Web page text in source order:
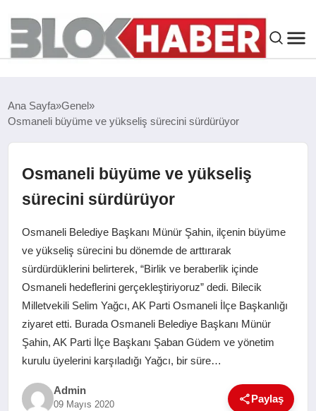
SIYASET
ÇEVRE
SPOR
EKONOMI
SAĞLIK
Ana Sayfa Genel
Osmaneli büyüme ve yükseliş sürecini sürdürüyor
Osmaneli büyüme ve yükseliş
sürecini sürdürüyor
Osmaneli Belediye Başkanı Münür Şahin, ilçenin büyüme
ve yükseliş sürecini bu dönemde de arttırarak
sürdürdüklerini belirterek, “Birlik ve beraberlik içinde
Osmaneli hedeflerini gerçekleştiriyoruz” dedi. Bilecik
Milletvekili Selim Yağcı, AK Parti Osmaneli İlçe Başkanlığı
ziyaret etti. Burada Osmaneli Belediye Başkanı Münür
Şahin, AK Parti İlçe Başkanı Şaban Güdem ve yönetim
kurulu üyelerini karşıladığı Yağcı, bir süre…
Admin
09 Mayıs 2020 Paylaş